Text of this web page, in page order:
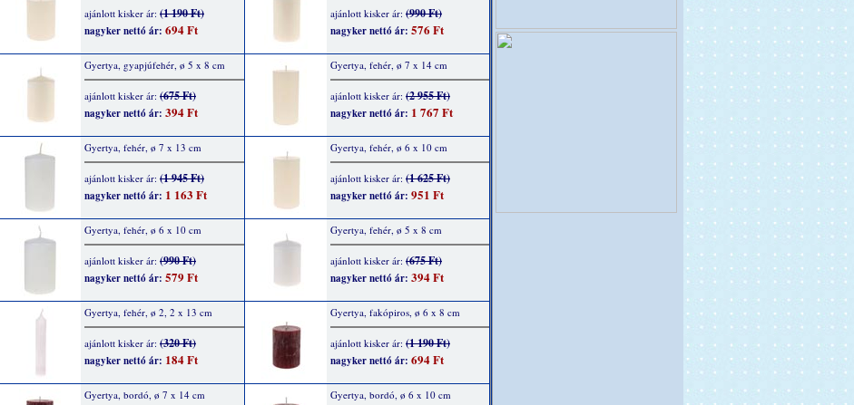
ajánlott kisker ár: (1 190 Ft)
nagyker nettó ár: 694 Ft
ajánlott kisker ár: (990 Ft)
nagyker nettó ár: 576 Ft
Gyertya, gyapjúfehér, ø 5 x 8 cm
ajánlott kisker ár: (675 Ft)
nagyker nettó ár: 394 Ft
Gyertya, fehér, ø 7 x 14 cm
ajánlott kisker ár: (2 955 Ft)
nagyker nettó ár: 1 767 Ft
Gyertya, fehér, ø 7 x 13 cm
ajánlott kisker ár: (1 945 Ft)
nagyker nettó ár: 1 163 Ft
Gyertya, fehér, ø 6 x 10 cm
ajánlott kisker ár: (1 625 Ft)
nagyker nettó ár: 951 Ft
Gyertya, fehér, ø 6 x 10 cm
ajánlott kisker ár: (990 Ft)
nagyker nettó ár: 579 Ft
Gyertya, fehér, ø 5 x 8 cm
ajánlott kisker ár: (675 Ft)
nagyker nettó ár: 394 Ft
Gyertya, fehér, ø 2, 2 x 13 cm
ajánlott kisker ár: (320 Ft)
nagyker nettó ár: 184 Ft
Gyertya, fakópiros, ø 6 x 8 cm
ajánlott kisker ár: (1 190 Ft)
nagyker nettó ár: 694 Ft
Gyertya, bordó, ø 7 x 14 cm Gyertya, bordó, ø 6 x 10 cm